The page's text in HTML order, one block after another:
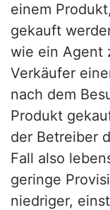
einem
gekauft
wie ein Agent
Verkäufer
nach dem
Produkt
der Betreiber
Fall also
geringe
niedriger,